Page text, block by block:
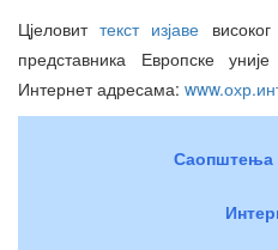
Цјеловиттекст изјаве
представника Европске
Интернет адресама:
Саопштења